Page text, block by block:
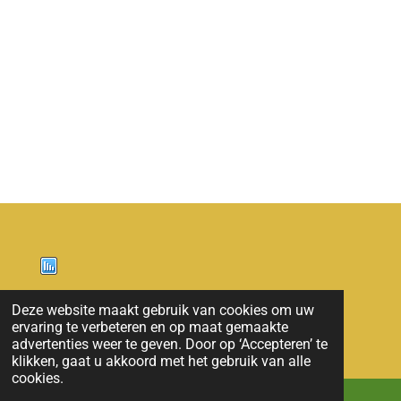
Deze website maakt gebruik van cookies om uw
ervaring te verbeteren en op maat gemaakte
advertenties weer te geven. Door op ‘Accepteren’ te
klikken, gaat u akkoord met het gebruik van alle
cookies.
Nieuws
© 2011 - 2026 overloon nieuws